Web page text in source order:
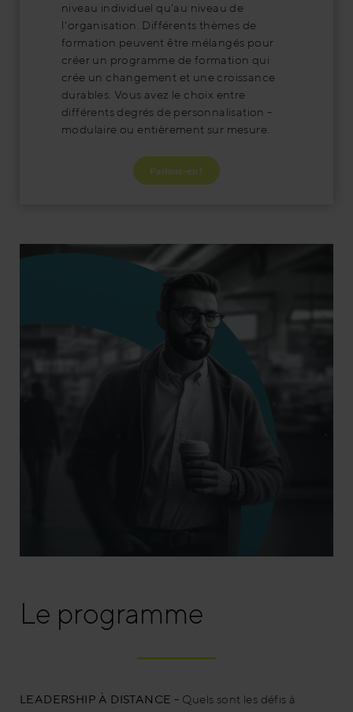
niveau individuel qu'au niveau de
l'organisation. Différents thèmes de
formation peuvent être mélangés pour
créer un programme de formation qui
crée un changement et une croissance
durables. Vous avez le choix entre
différents degrés de personnalisation -
modulaire ou entièrement sur mesure.
Parlons-en !
Le programme
LEADERSHIP À DISTANCE - Quels sont les défis à